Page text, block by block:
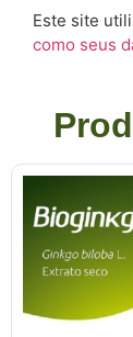
Este site
como seus